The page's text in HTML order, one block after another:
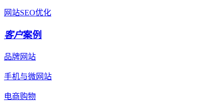
网站SEO优化
客户案例
品牌网站
手机与微网站
电商购物